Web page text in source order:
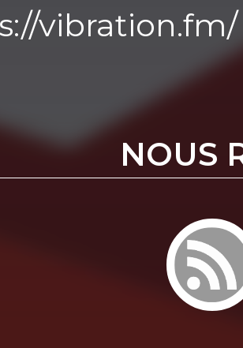
vibration.fm/
NOUS